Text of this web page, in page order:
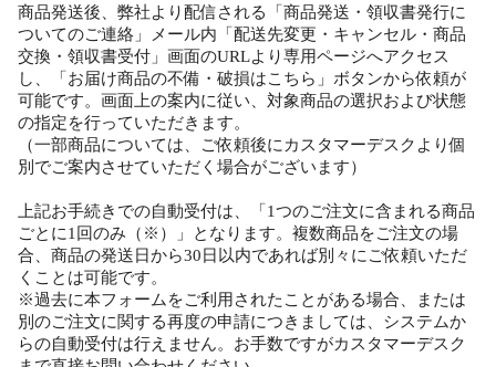
商品発送後、弊社より配信される「商品発送・領収書発行に
ついてのご連絡」メール内「配送先変更・キャンセル・商品
交換・領収書受付」画面のURLより専用ページへアクセス
し、「お届け商品の不備・破損はこちら」ボタンから依頼が
可能です。画面上の案内に従い、対象商品の選択および状態
の指定を行っていただきます。
（一部商品については、ご依頼後にカスタマーデスクより個
別でご案内させていただく場合がございます）
上記お手続きでの自動受付は、「1つのご注文に含まれる商品
ごとに1回のみ（※）」となります。複数商品をご注文の場
合、商品の発送日から30日以内であれば別々にご依頼いただ
くことは可能です。
※過去に本フォームをご利用されたことがある場合、または
別のご注文に関する再度の申請につきましては、システムか
らの自動受付は行えません。お手数ですがカスタマーデスク